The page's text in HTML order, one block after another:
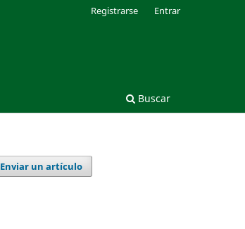
Buscar
Registrarse Entrar
Enviar un artículo